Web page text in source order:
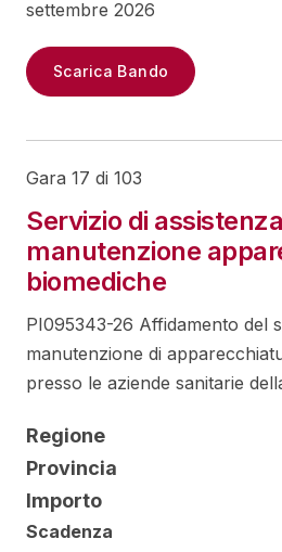
settembre 2026
Scarica Bando
Gara 17 di 103
Servizio di
manutenzione
biomediche
PI095343-26 Affidamento del
manutenzione di
presso le aziende sanitarie
Regione
Provincia
Importo
Scadenza